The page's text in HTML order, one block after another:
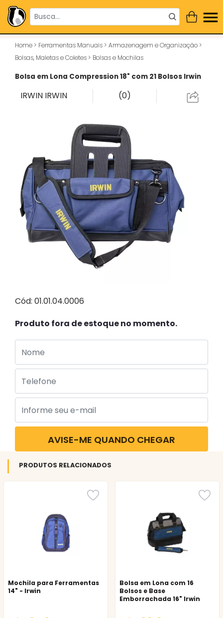
Home > Ferramentas Manuais > Armazenagem e Organização >
Bolsas, Maletas e Coletes > Bolsas e Mochilas
Bolsa em Lona Compression 18" com 21 Bolsos Irwin
IRWIN IRWIN (0)
Cód: 01.01.04.0006
Produto fora de estoque no momento.
AVISE-ME QUANDO CHEGAR
PRODUTOS RELACIONADOS
Mochila para Ferramentas
14" - Irwin
Bolsa em Lona com 16
Bolsos e Base
Emborrachada 16" Irwin